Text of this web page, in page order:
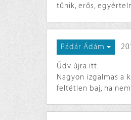
tűnik, erős,
Pádár Ádám
Űdv újra itt.
Nagyon izgalmas a
feltétlen baj, ha